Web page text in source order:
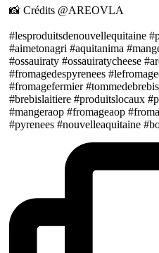
📸 Crédits @AREOVLA
#lesproduitsdenouvellequitaine
#aimetonagri #aquitanima
#ossauiraty #ossauiratycheese
#fromagedespyrenees
#fromagefermier
#brebislaitiere #produitslocaux
#mangeraop #fromageaop
#pyrenees #nouvelleaquitaine